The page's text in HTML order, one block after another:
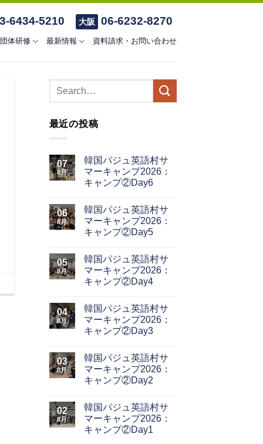
6434-5210 大阪 06-6232-8270
団体研修 最新情報 資料請求・お問い合わせ
最近の投稿
07
8月
韓国パジュ英語村サ
マーキャンプ2026：
キャンプ②Day6
06
8月
韓国パジュ英語村サ
マーキャンプ2026：
キャンプ②Day5
05
8月
韓国パジュ英語村サ
マーキャンプ2026：
キャンプ②Day4
04
8月
韓国パジュ英語村サ
マーキャンプ2026：
キャンプ②Day3
03
8月
韓国パジュ英語村サ
マーキャンプ2026：
キャンプ②Day2
02
8月
韓国パジュ英語村サ
マーキャンプ2026：
キャンプ②Day1